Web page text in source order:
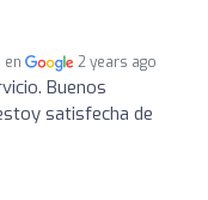
en 2 years ago
Buenos
satisfecha de